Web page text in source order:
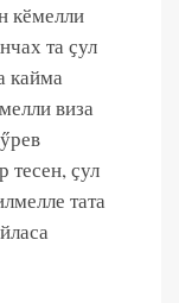
кӗмелли
та ҫул
кайма
виза
тесен, ҫул
тата